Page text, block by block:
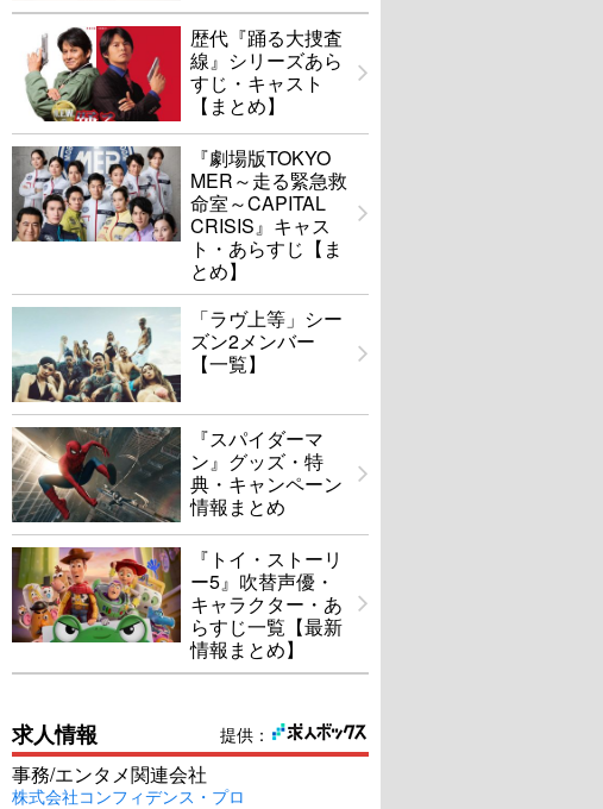
歴代『踊る大捜査
線』シリーズあら
すじ・キャスト
【まとめ】
『劇場版TOKYO
MER～走る緊急救
命室～CAPITAL
CRISIS』キャス
ト・あらすじ【ま
とめ】
「ラヴ上等」シー
ズン2メンバー
【一覧】
『スパイダーマ
ン』グッズ・特
典・キャンペーン
情報まとめ
『トイ・ストーリ
ー5』吹替声優・
キャラクター・あ
らすじ一覧【最新
情報まとめ】
提供：
求人情報
事務/エンタメ関連会社
株式会社コンフィデンス・プロ